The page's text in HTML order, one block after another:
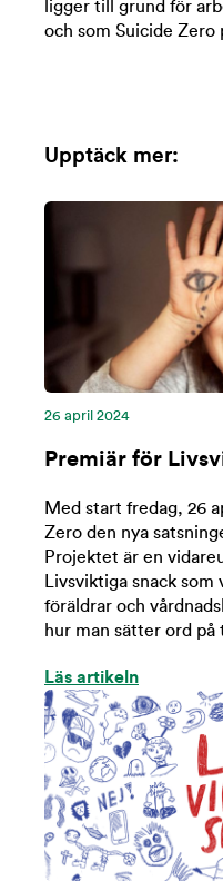
ligger till grund för
och som Suicide Zero
Upptäck mer:
26 april 2024
Premiär för
Med start fredag, 26
Zero den nya
Projektet är en
Livsviktiga snack
föräldrar och
hur man sätter ord på
Läs artikeln